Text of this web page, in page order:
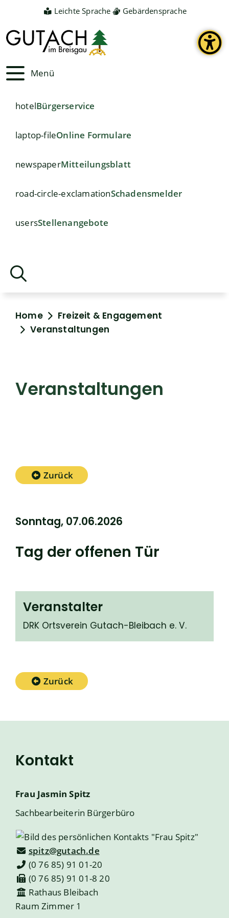
Leichte Sprache Gebärdensprache
Menü
hotelBürgerservice
laptop-fileOnline Formulare
newspaperMitteilungsblatt
road-circle-exclamationSchadensmelder
usersStellenangebote
Home
Freizeit & Engagement
Veranstaltungen
Veranstaltungen
Zurück
Sonntag, 07.06.2026
Tag der offenen Tür
Veranstalter
DRK Ortsverein Gutach-Bleibach e. V.
Zurück
Kontakt
Frau Jasmin Spitz
Sachbearbeiterin Bürgerbüro
spitz@gutach.de
(0 76 85) 91 01-20
(0 76 85) 91 01-8 20
Rathaus Bleibach
Raum Zimmer 1